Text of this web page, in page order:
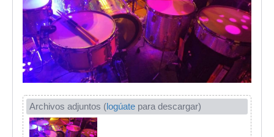
Archivos adjuntos (logúate para descargar)